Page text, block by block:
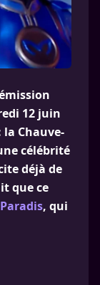
12 juin
Chauve-
célébrité
déjà de
que ce
, qui